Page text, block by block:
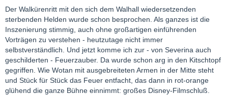
Der Walkürenritt mit den sich dem Walhall wiedersetzenden
sterbenden Helden wurde schon besprochen. Als ganzes ist die
Inszenierung stimmig, auch ohne großartigen einführenden
Vorträgen zu verstehen - heutzutage nicht immer
selbstverständlich. Und jetzt komme ich zur - von Severina auch
geschilderten - Feuerzauber. Da wurde schon arg in den Kitschtopf
gegriffen. Wie Wotan mit ausgebreiteten Armen in der Mitte steht
und Stück für Stück das Feuer entfacht, das dann in rot-orange
glühend die ganze Bühne einnimmt: großes Disney-Filmschluß.